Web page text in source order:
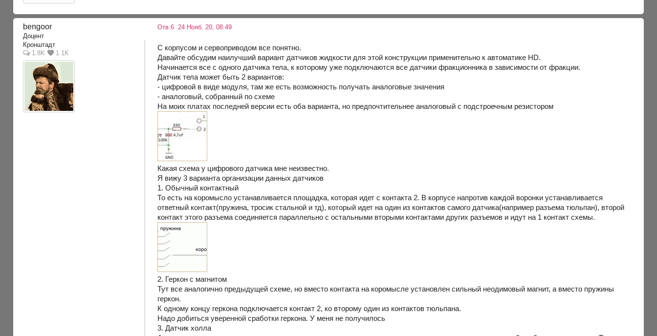
bengoor
Доцент
Кронштадт
1.8K
1.1K
Отв.6 24 Нояб. 20, 08:49
С корпусом и сервоприводом все понятно.
Давайте обсудим наилучший вариант датчиков жидкости для этой конструкции применительно к автоматике HD.
Начинается все с одного датчика тела, к которому уже подключаются все датчики фракционника в зависимости от фракции.
Датчик тела может быть 2 вариантов:
- цифровой в виде модуля, там же есть возможность получать аналоговые значения
- аналоговый, собранный по схеме
На моих платах последней версии есть оба варианта, но предпочтительнее аналоговый с подстроечным резистором
Какая схема у цифрового датчика мне неизвестно.
Я вижу 3 варианта организации данных датчиков
1. Обычный контактный
То есть на коромысло устанавливается площадка, которая идет с контакта 2. В корпусе напротив каждой воронки устанавливается
ответный контакт(пружина, тросик стальной и тд), который идет на один из контактов самого датчика(например разъема тюльпан), второй
контакт этого разъема соединяется параллельно с остальными вторыми контактами других разъемов и идут на 1 контакт схемы.
2. Геркон с магнитом
Тут все аналогично предыдущей схеме, но вместо контакта на коромысле установлен сильный неодимовый магнит, а вместо пружины
геркон.
К одному концу геркона подключается контакт 2, ко второму один из контактов тюльпана.
Надо добиться уверенной сработки геркона. У меня не получилось
3. Датчик холла